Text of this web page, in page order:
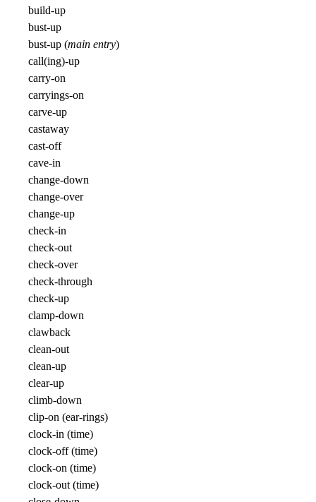
build-up
bust-up
bust-up (main entry)
call(ing)-up
carry-on
carryings-on
carve-up
castaway
cast-off
cave-in
change-down
change-over
change-up
check-in
check-out
check-over
check-through
check-up
clamp-down
clawback
clean-out
clean-up
clear-up
climb-down
clip-on (ear-rings)
clock-in (time)
clock-off (time)
clock-on (time)
clock-out (time)